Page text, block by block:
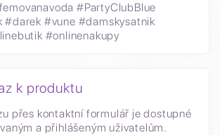
#PartyClubBlue
#darek #vune #damskysatnik
#onlinenakupy
k produktu
přes kontaktní formulář je dostupné
a přihlášeným uživatelům.